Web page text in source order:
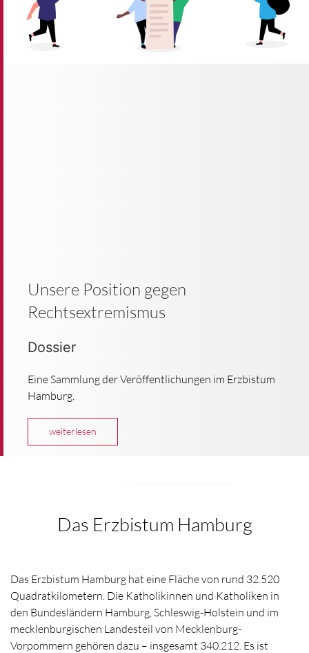
Unsere Position gegen
Rechtsextremismus
Dossier
Eine Sammlung der Veröffentlichungen im Erzbistum
Hamburg.
weiterlesen
Das Erzbistum Hamburg
Das Erzbistum Hamburg hat eine Fläche von rund 32.520
Quadratkilometern. Die Katholikinnen und Katholiken in
den Bundesländern Hamburg, Schleswig-Holstein und im
mecklenburgischen Landesteil von Mecklenburg-
Vorpommern gehören dazu – insgesamt 340.212. Es ist